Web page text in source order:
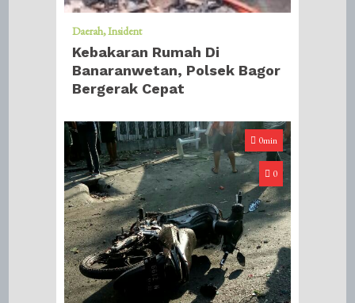
Daerah Insident
Kebakaran Rumah Di
Banaranwetan, Polsek Bagor
Bergerak Cepat
0min
0